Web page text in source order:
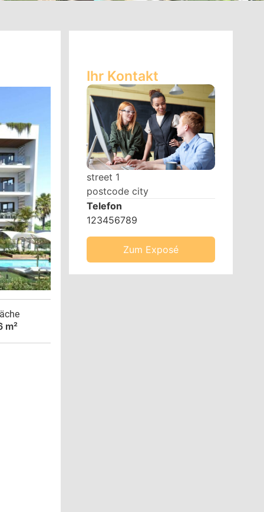
m²
Ihr Kontakt
street 1
postcode city
Telefon
123456789
Zum Exposé